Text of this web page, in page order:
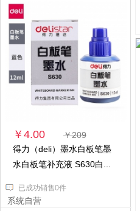
￥4.00
￥209
得力（deli）墨水白板笔墨
水白板笔补充液 S630白...
已成功销售0件
系统自营